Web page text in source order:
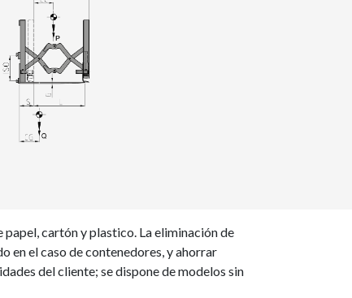
cartón y plastico. La eliminación de
en el caso de contenedores, y ahorrar
del cliente; se dispone de modelos sin